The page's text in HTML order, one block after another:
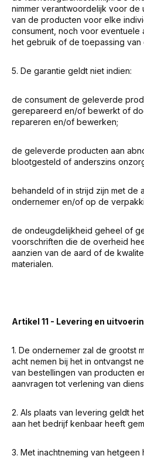
nimmer verantwoordelijk voor de
van de producten voor elke
consument, noch voor eventuele
het gebruik of de toepassing van
5. De garantie geldt niet indien:
de consument de geleverde
gerepareerd en/of bewerkt of
repareren en/of bewerken;
de geleverde producten aan
blootgesteld of anderszins
behandeld of in strijd zijn met de
ondernemer en/of op de
de ondeugdelijkheid geheel of
voorschriften die de overheid
aanzien van de aard of de
materialen.
Artikel 11 - Levering en
1. De ondernemer zal de grootst
acht nemen bij het in ontvangst
van bestellingen van producten
aanvragen tot verlening van
2. Als plaats van levering geldt
aan het bedrijf kenbaar heeft
3. Met inachtneming van